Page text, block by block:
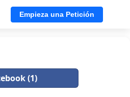
Empieza una Petición
(1)